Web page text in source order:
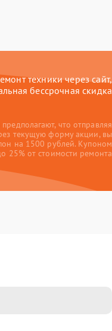
техники через сайт,
бессрочная скидка
что отправляя
текущую форму акции, вы
на 1500 рублей. Купоном
25% от стоимости ремонта